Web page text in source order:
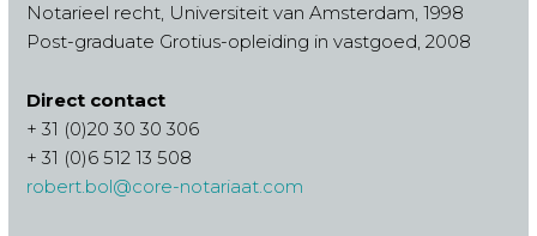
Notarieel recht, Universiteit van Amsterdam, 1998
Post-graduate Grotius-opleiding in vastgoed, 2008
Direct contact
+ 31 (0)20 30 30 306
+ 31 (0)6 512 13 508
robert.bol@core-notariaat.com